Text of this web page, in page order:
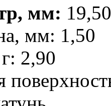
мм: 19,50
мм: 1,50
2,90